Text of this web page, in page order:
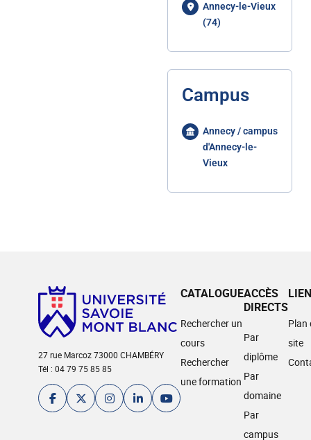
Annecy-le-Vieux
(74)
Campus
Annecy / campus
d'Annecy-le-
Vieux
27 rue Marcoz 73000 CHAMBÉRY
Tél : 04 79 75 85 85
CATALOGUE
Rechercher un
cours
Rechercher
une formation
ACCÈS
DIRECTS
Par
diplôme
Par
domaine
Par
campus
Plan
site